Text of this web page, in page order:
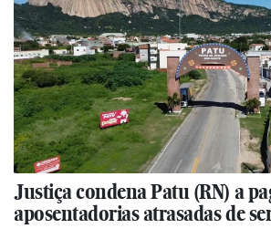
Justiça condena Patu (RN) a
aposentadorias atrasadas de